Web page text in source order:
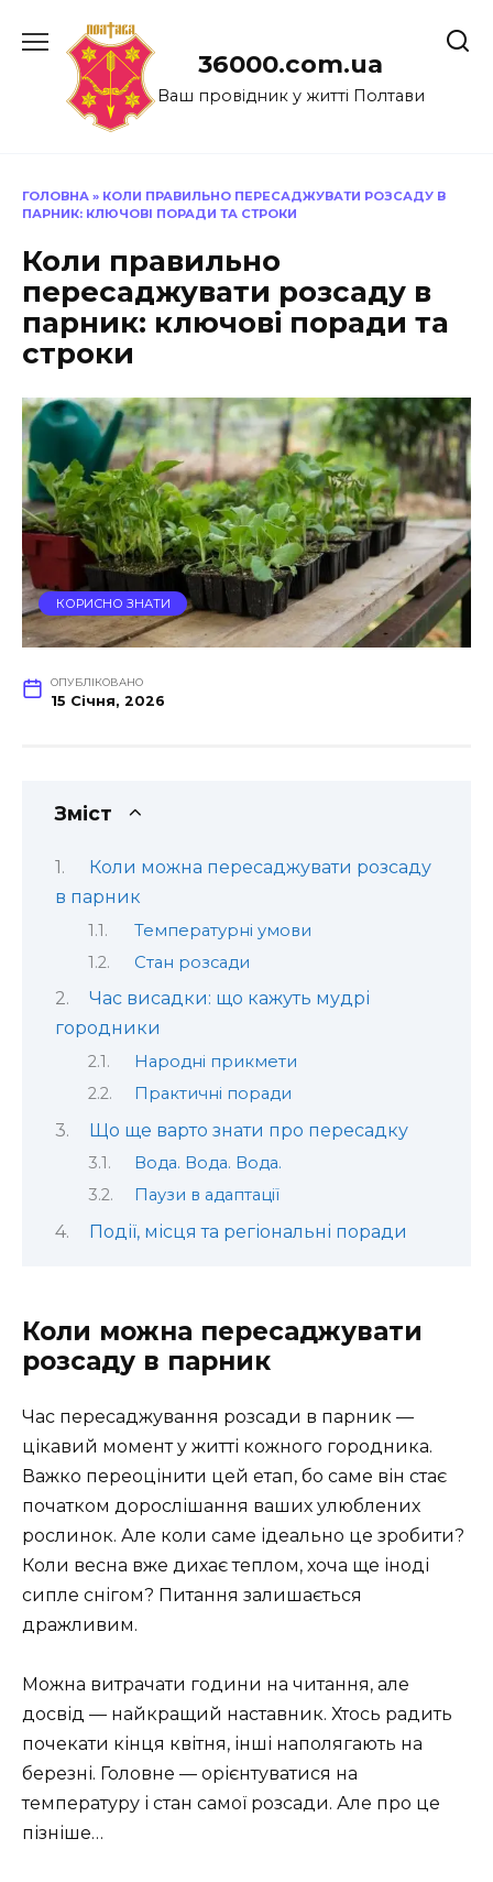
до
36000.com.ua
Ваш провідник у житті Полтави
ГОЛОВНА » КОЛИ ПРАВИЛЬНО ПЕРЕСАДЖУВАТИ РОЗСАДУ В
ПАРНИК: КЛЮЧОВІ ПОРАДИ ТА СТРОКИ
Коли правильно
пересаджувати розсаду в
парник: ключові поради та
строки
КОРИСНО ЗНАТИ
ОПУБЛІКОВАНО
15 Січня, 2026
Зміст
Коли можна пересаджувати розсаду
в парник
Температурні умови
Стан розсади
Час висадки: що кажуть мудрі
городники
Народні прикмети
Практичні поради
Що ще варто знати про пересадку
Вода. Вода. Вода.
Паузи в адаптації
Події, місця та регіональні поради
Коли можна пересаджувати
розсаду в парник
Час пересаджування розсади в парник —
цікавий момент у житті кожного городника.
Важко переоцінити цей етап, бо саме він стає
початком дорослішання ваших улюблених
рослинок. Але коли саме ідеально це зробити?
Коли весна вже дихає теплом, хоча ще іноді
сипле снігом? Питання залишається
дражливим.
Можна витрачати години на читання, але
досвід — найкращий наставник. Хтось радить
почекати кінця квітня, інші наполягають на
березні. Головне — орієнтуватися на
температуру і стан самої розсади. Але про це
пізніше…